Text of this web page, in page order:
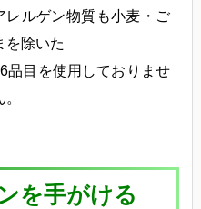
レルゲン物質も小麦・ご
を除いた
品目を使用しておりませ
。
を手がける